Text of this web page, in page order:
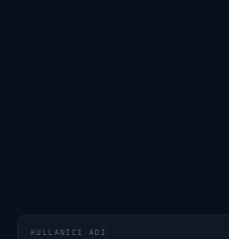
KULLANICI ADI